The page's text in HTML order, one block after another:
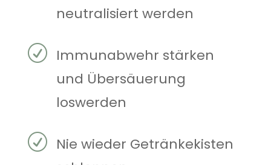
neutralisiert werden
R Immunabwehr stärken
und Übersäuerung
loswerden
R Nie wieder Getränkekisten